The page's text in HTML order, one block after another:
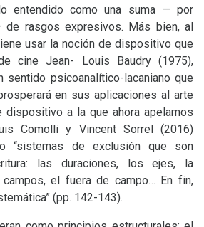
entendido como una suma — por
de rasgos expresivos. Más bien, al
usar la noción de dispositivo que
cine Jean- Louis Baudry (1975),
sentido psicoanalítico-lacaniano que
en sus aplicaciones al arte
dispositivo a la que ahora apelamos
Comolli y Vincent Sorrel (2016)
“sistemas de exclusión que son
las duraciones, los ejes, la
el fuera de campo… En fin,
(pp. 142-143).